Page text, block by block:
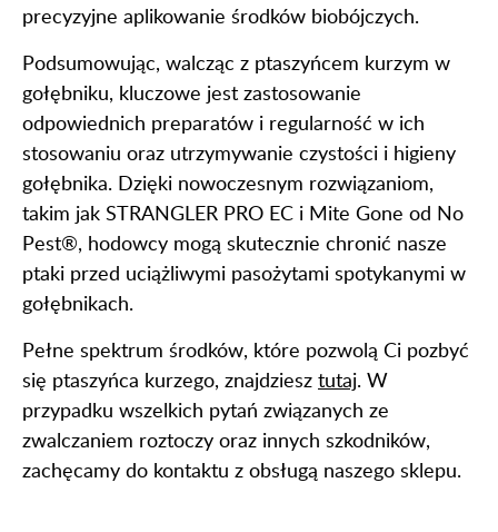
precyzyjne aplikowanie środków biobójczych.
Podsumowując, walcząc z ptaszyńcem kurzym w
gołębniku, kluczowe jest zastosowanie
odpowiednich preparatów i regularność w ich
stosowaniu oraz utrzymywanie czystości i higieny
gołębnika. Dzięki nowoczesnym rozwiązaniom,
takim jak STRANGLER PRO EC i Mite Gone od No
Pest®, hodowcy mogą skutecznie chronić nasze
ptaki przed uciążliwymi pasożytami spotykanymi w
gołębnikach.
Pełne spektrum środków, które pozwolą Ci pozbyć
się ptaszyńca kurzego, znajdziesz tutaj. W
przypadku wszelkich pytań związanych ze
zwalczaniem roztoczy oraz innych szkodników,
zachęcamy do kontaktu z obsługą naszego sklepu.